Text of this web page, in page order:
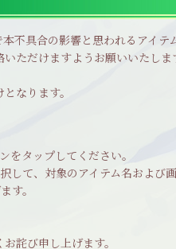
不具合の影響と思われるアイテ
ただけますようお願いいたしま
なります。
をタップしてください。
して、対象のアイテム名および
す。
詫び申し上げます。